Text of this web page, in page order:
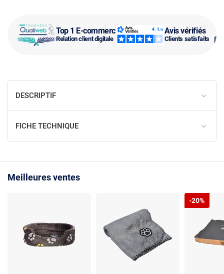
Top 1 E-commerce
Relation client digitale
Avis vérifiés
Clients satisfaits
DESCRIPTIF
FICHE TECHNIQUE
Meilleures ventes
-20%